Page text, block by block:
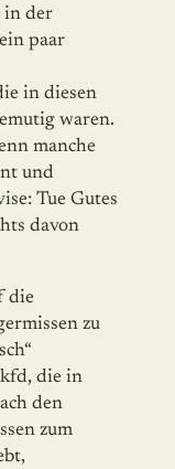
in der
paar
in diesen
waren.
manche
und
Tue Gutes
davon
die
zu
die in
den
zum